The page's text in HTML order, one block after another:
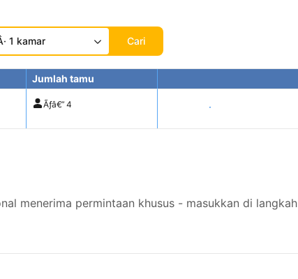
1 kamar Cari
Jumlah tamu
Ãƒâ€” 4 Tampilkan harga
menerima permintaan khusus - masukkan di langkah